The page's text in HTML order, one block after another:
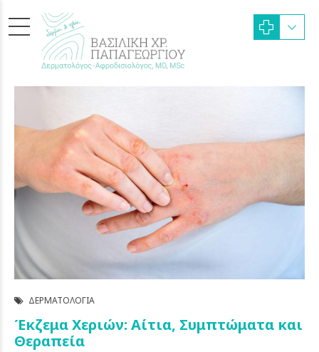
ΔΕΡΜΑΤΟΛΟΓΊΑ
Έκζεμα Χεριών: Αίτια, Συμπτώματα και
Θεραπεία